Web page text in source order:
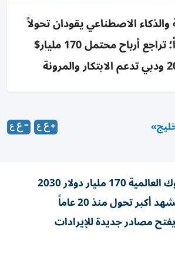
والذكاء الاصطناعي يقودان تحولاً
مصرفياً كبيراً؛ تراجع أرباح محتمل 170 مليار$
مليار دولار 2030
تحول منذ 20 عاماً
مصادر جديدة للإيرادات